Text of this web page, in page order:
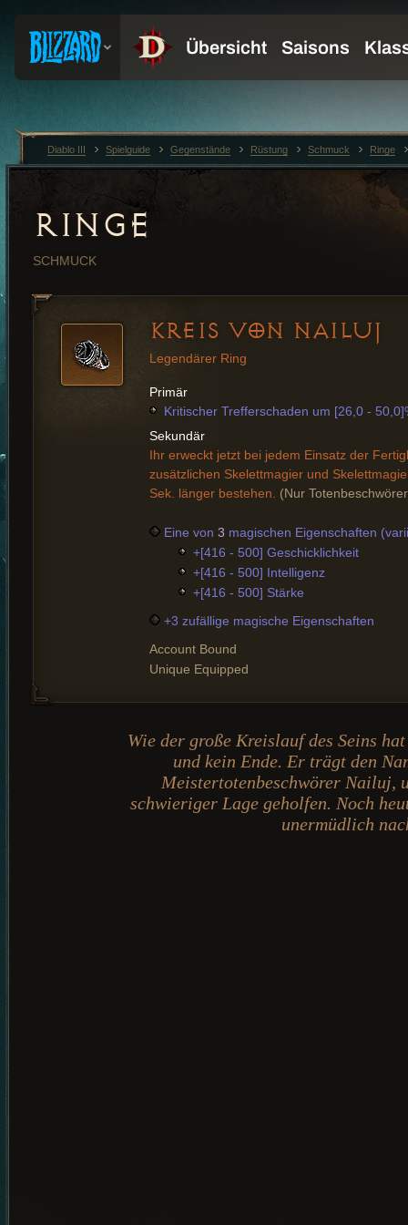
RINGE
SCHMUCK
KREIS VON NAILUJ
Legendärer Ring
Primär
Kritischer Trefferschaden um [26,0 -
Sekundär
Ihr erweckt jetzt bei jedem Einsatz der
zusätzlichen Skelettmagier und
Sek. länger bestehen.
(Nur
Eine von 3 magischen Eigenschaften
+[416 - 500] Geschicklichkeit
+[416 - 500] Intelligenz
+[416 - 500] Stärke
+3 zufällige magische Eigenschaften
Account Bound
Unique Equipped
Wie der große Kreislauf des Seins
und kein Ende. Er trägt den
Meistertotenbeschwörer Nailuj,
schwieriger Lage geholfen. Noch
unermüdlich
Diablo III Spielguide Gegenstände Rüstung Schmuck Ringe